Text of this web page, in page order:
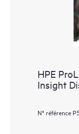
HPE
Insight
N° référence